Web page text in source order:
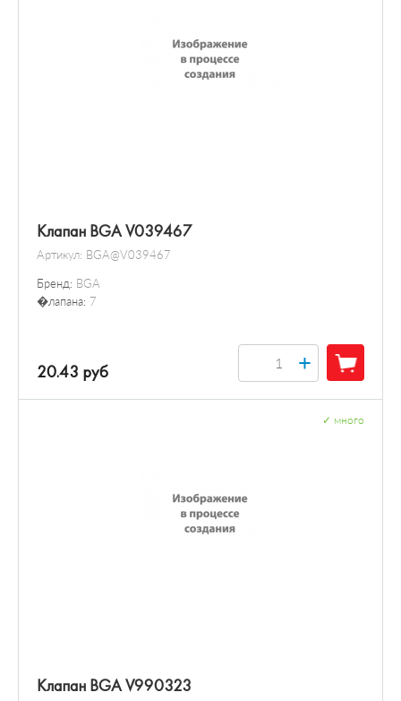
Клапан BGA V039467
Артикул: BGA@V039467
Бренд: BGA
�лапана: 7
20.43 руб +
Клапан BGA V990323
много